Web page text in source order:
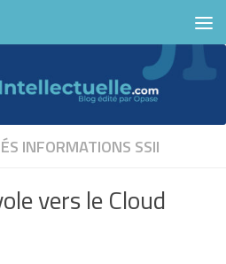
INFORMATIONS SSII
vers le Cloud